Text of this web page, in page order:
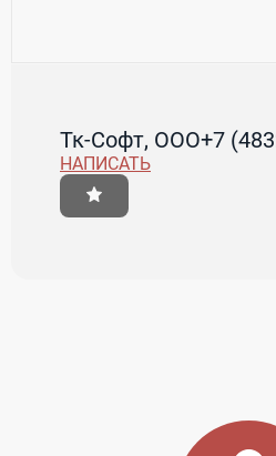
Тк-Софт, ООО+7
НАПИСАТЬ